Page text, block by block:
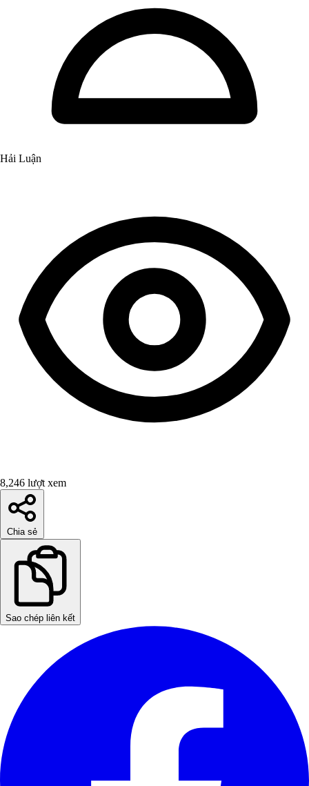
Hải Luận
8,246 lượt xem
Chia sẻ
Sao chép liên kết